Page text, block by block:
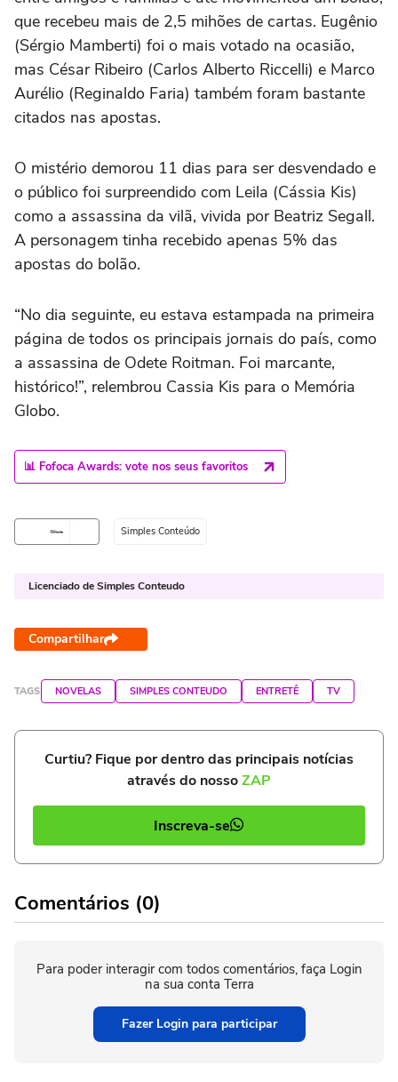
que recebeu mais de 2,5 mihões de cartas. Eugênio
(Sérgio Mamberti) foi o mais votado na ocasião,
mas César Ribeiro (Carlos Alberto Riccelli) e Marco
Aurélio (Reginaldo Faria) também foram bastante
citados nas apostas.
O mistério demorou 11 dias para ser desvendado e
o público foi surpreendido com Leila (Cássia Kis)
como a assassina da vilã, vivida por Beatriz Segall.
A personagem tinha recebido apenas 5% das
apostas do bolão.
“No dia seguinte, eu estava estampada na primeira
página de todos os principais jornais do país, como
a assassina de Odete Roitman. Foi marcante,
histórico!”, relembrou Cassia Kis para o Memória
Globo.
📊 Fofoca Awards: vote nos seus favoritos
Simples Conteúdo
Licenciado de Simples Conteudo
Compartilhar
TAGS NOVELAS SIMPLES CONTEUDO ENTRETÊ TV
Curtiu? Fique por dentro das principais notícias
através do nossoZAP
Inscreva-se
Comentários (0)
Para poder interagir com todos comentários, faça Login
na sua conta Terra
Fazer Login para participar